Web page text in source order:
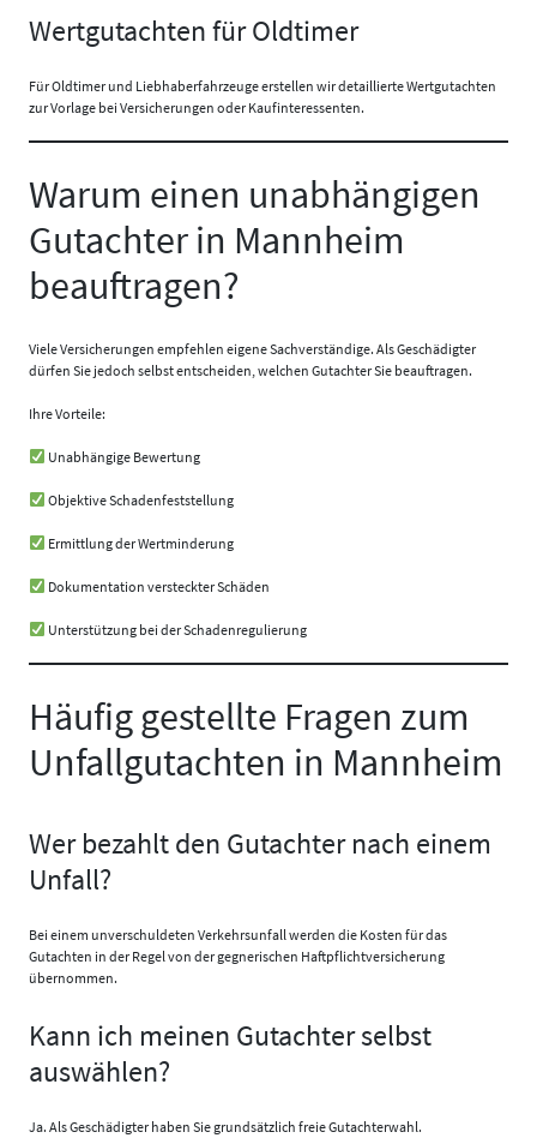
Wertgutachten für Oldtimer
Für Oldtimer und Liebhaberfahrzeuge erstellen wir detaillierte Wertgutachten
zur Vorlage bei Versicherungen oder Kaufinteressenten.
Warum einen unabhängigen
Gutachter in Mannheim
beauftragen?
Viele Versicherungen empfehlen eigene Sachverständige. Als Geschädigter
dürfen Sie jedoch selbst entscheiden, welchen Gutachter Sie beauftragen.
Ihre Vorteile:
Unabhängige Bewertung
Objektive Schadenfeststellung
Ermittlung der Wertminderung
Dokumentation versteckter Schäden
Unterstützung bei der Schadenregulierung
Häufig gestellte Fragen zum
Unfallgutachten in Mannheim
Wer bezahlt den Gutachter nach einem
Unfall?
Bei einem unverschuldeten Verkehrsunfall werden die Kosten für das
Gutachten in der Regel von der gegnerischen Haftpflichtversicherung
übernommen.
Kann ich meinen Gutachter selbst
auswählen?
Ja. Als Geschädigter haben Sie grundsätzlich freie Gutachterwahl.